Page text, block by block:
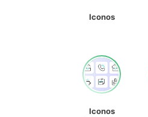
Iconos
Iconos